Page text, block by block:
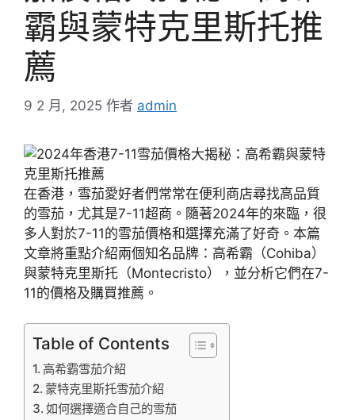
霸與蒙特克里斯托推
薦
9 2 月, 2025 作者 admin
在香港，雪茄愛好者們常常在便利商店尋找高品質
的雪茄，尤其是7-11超商。隨著2024年的來臨，很
多人對於7-11的雪茄價格和選擇充滿了好奇。本篇
文章將重點介紹兩個知名品牌：高希霸（Cohiba）
與蒙特克里斯托（Montecristo），並分析它們在7-
11的價格及購買推薦。
Table of Contents
高希霸雪茄介紹
蒙特克里斯托雪茄介紹
如何選擇適合自己的雪茄